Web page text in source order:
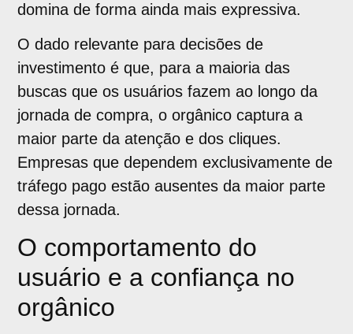
domina de forma ainda mais expressiva.
O dado relevante para decisões de
investimento é que, para a maioria das
buscas que os usuários fazem ao longo da
jornada de compra, o orgânico captura a
maior parte da atenção e dos cliques.
Empresas que dependem exclusivamente de
tráfego pago estão ausentes da maior parte
dessa jornada.
O comportamento do
usuário e a confiança no
orgânico